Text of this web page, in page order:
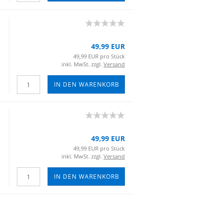
49,99 EUR
49,99 EUR pro Stück
inkl. MwSt. zzgl. Versand
IN DEN WARENKORB
49,99 EUR
49,99 EUR pro Stück
inkl. MwSt. zzgl. Versand
IN DEN WARENKORB